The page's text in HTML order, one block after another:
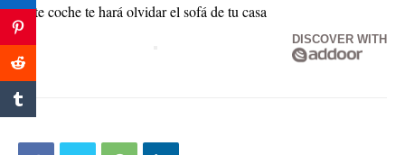
Este coche te hará olvidar el sofá de tu casa
DISCOVER WITH